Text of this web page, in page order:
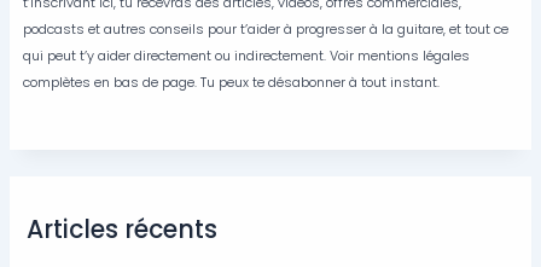
podcasts et autres conseils pour t’aider à progresser à la guitare, et tout ce
qui peut t’y aider directement ou indirectement. Voir mentions légales
complètes en bas de page. Tu peux te désabonner à tout instant.
Articles récents